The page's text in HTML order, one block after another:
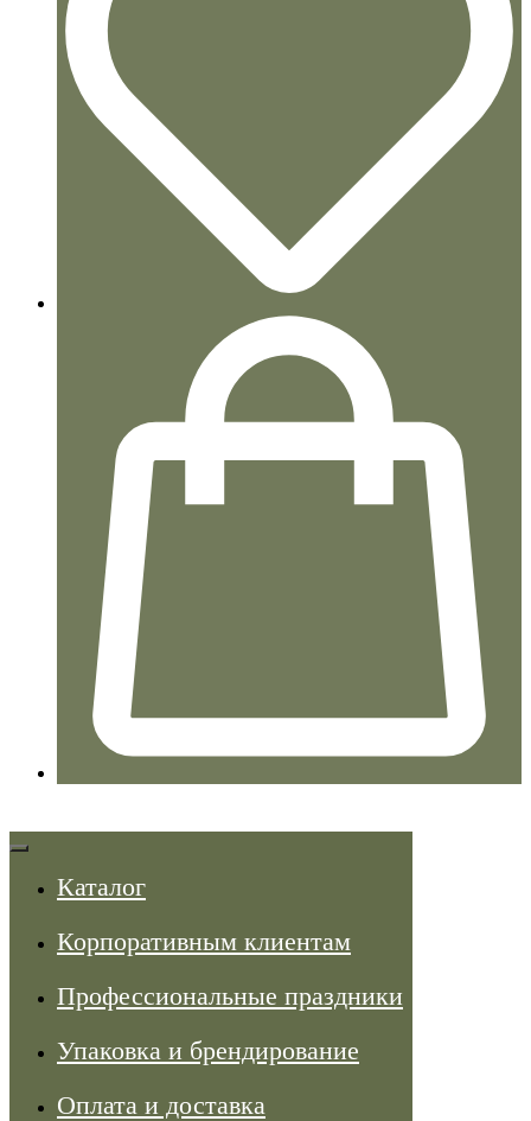
Каталог
Корпоративным клиентам
Профессиональные праздники
Упаковка и брендирование
Оплата и доставка